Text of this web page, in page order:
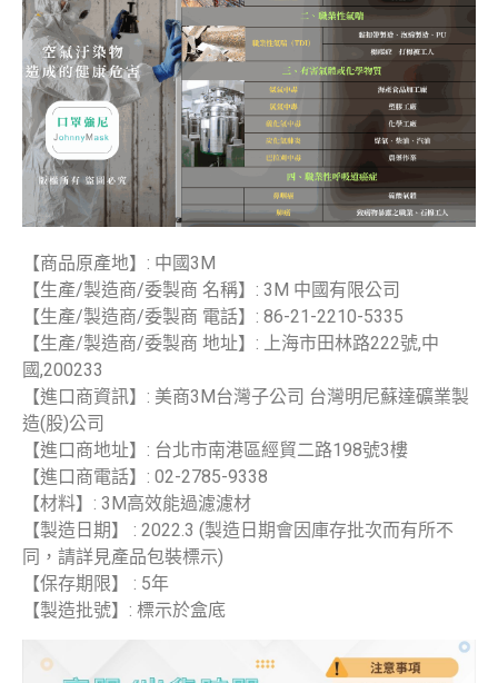
【商品原產地】: 中國3M
【生產/製造商/委製商 名稱】: 3M 中國有限公司
【生產/製造商/委製商 電話】: 86-21-2210-5335
【生產/製造商/委製商 地址】: 上海市田林路222號,中
國,200233
【進口商資訊】: 美商3M台灣子公司 台灣明尼蘇達礦業製
造(股)公司
【進口商地址】: 台北市南港區經貿二路198號3樓
【進口商電話】: 02-2785-9338
【材料】: 3M高效能過濾濾材
【製造日期】 : 2022.3 (製造日期會因庫存批次而有所不
同，請詳見產品包裝標示)
【保存期限】 : 5年
【製造批號】: 標示於盒底